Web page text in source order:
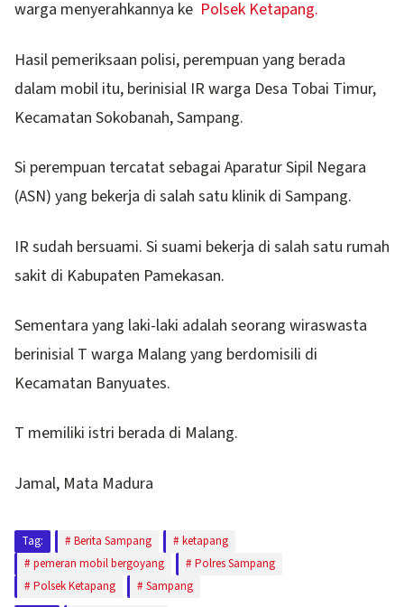
warga menyerahkannya ke Polsek Ketapang.
Hasil pemeriksaan polisi, perempuan yang berada
dalam mobil itu, berinisial IR warga Desa Tobai Timur,
Kecamatan Sokobanah, Sampang.
Si perempuan tercatat sebagai Aparatur Sipil Negara
(ASN) yang bekerja di salah satu klinik di Sampang.
IR sudah bersuami. Si suami bekerja di salah satu rumah
sakit di Kabupaten Pamekasan.
Sementara yang laki-laki adalah seorang wiraswasta
berinisial T warga Malang yang berdomisili di
Kecamatan Banyuates.
T memiliki istri berada di Malang.
Jamal, Mata Madura
Tag: Berita Sampang
ketapang
pemeran mobil bergoyang
Polres Sampang
Polsek Ketapang
Sampang